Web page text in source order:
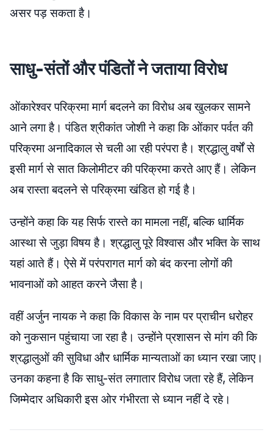
असर पड़ सकता है।
साधु-संतों और पंडितों ने जताया विरोध
ओंकारेश्वर परिक्रमा मार्ग बदलने का विरोध अब खुलकर सामने
आने लगा है। पंडित श्रीकांत जोशी ने कहा कि ओंकार पर्वत की
परिक्रमा अनादिकाल से चली आ रही परंपरा है। श्रद्धालु वर्षों से
इसी मार्ग से सात किलोमीटर की परिक्रमा करते आए हैं। लेकिन
अब रास्ता बदलने से परिक्रमा खंडित हो गई है।
उन्होंने कहा कि यह सिर्फ रास्ते का मामला नहीं, बल्कि धार्मिक
आस्था से जुड़ा विषय है। श्रद्धालु पूरे विश्वास और भक्ति के साथ
यहां आते हैं। ऐसे में परंपरागत मार्ग को बंद करना लोगों की
भावनाओं को आहत करने जैसा है।
वहीं अर्जुन नायक ने कहा कि विकास के नाम पर प्राचीन धरोहर
को नुकसान पहुंचाया जा रहा है। उन्होंने प्रशासन से मांग की कि
श्रद्धालुओं की सुविधा और धार्मिक मान्यताओं का ध्यान रखा जाए।
उनका कहना है कि साधु-संत लगातार विरोध जता रहे हैं, लेकिन
जिम्मेदार अधिकारी इस ओर गंभीरता से ध्यान नहीं दे रहे।